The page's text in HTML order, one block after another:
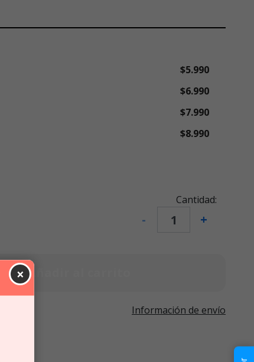
$5.990
$6.990
$7.990
$8.990
Cantidad:
- +
Añadir al carrito
Información de envío
×